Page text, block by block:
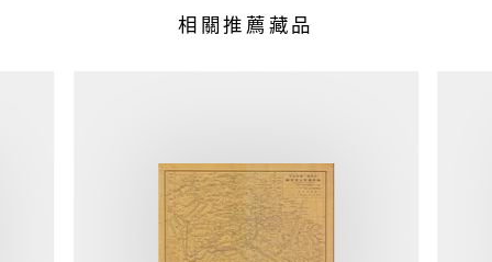
相關推薦藏品